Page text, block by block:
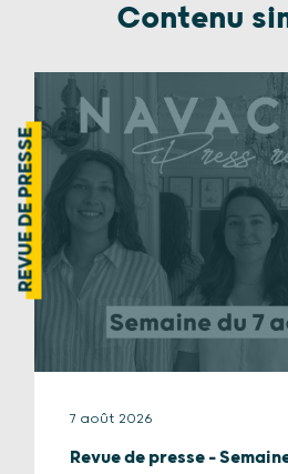
Contenu
REVUE DE PRESSE
7 août 2026
Revue de presse –